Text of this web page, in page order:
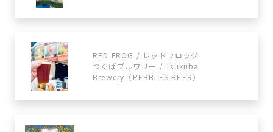
RED FROG / レッドフロッグ
つくばブルワリー / Tsukuba
Brewery（PEBBLES BEER）